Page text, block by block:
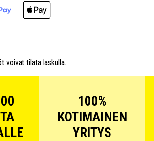
voivat tilata laskulla.
100%
KOTIMAINEN
YRITYS